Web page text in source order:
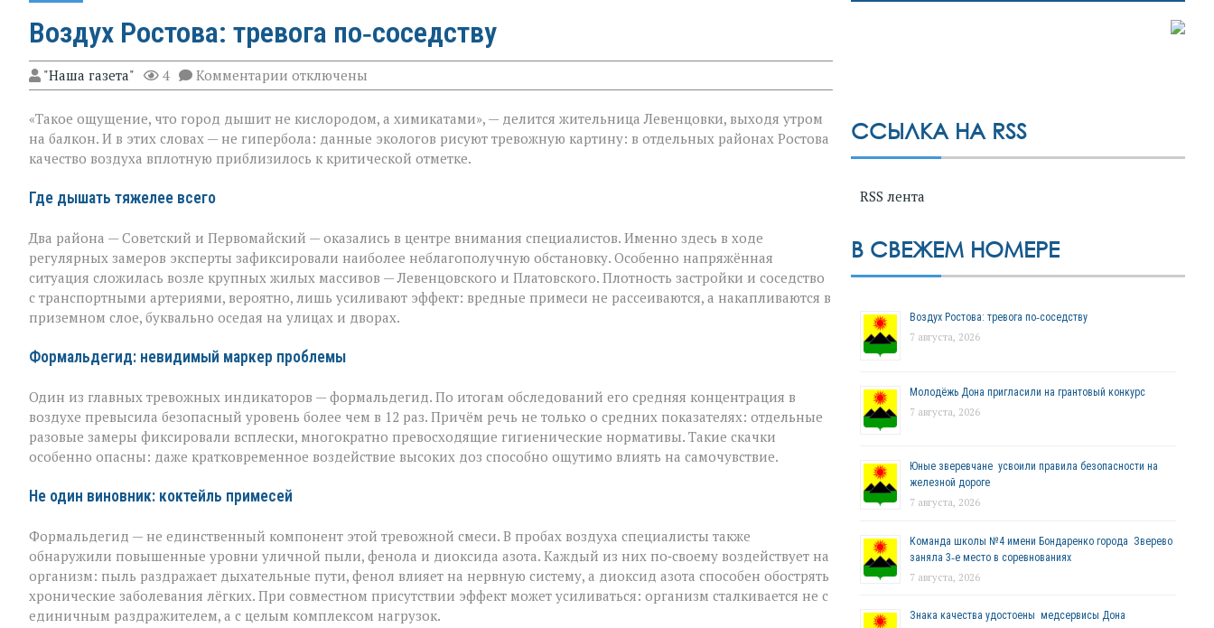
Воздух Ростова: тревога по‑соседству
"Наша газета" 4 Комментарии к
записи
Ростова:
тревога
по‑соседству
отключены
«Такое ощущение, что город дышит не кислородом, а химикатами», — делится жительница Левенцовки, выходя утром
на балкон. И в этих словах — не гипербола: данные экологов рисуют тревожную картину: в отдельных районах Ростова
качество воздуха вплотную приблизилось к критической отметке.
Где дышать тяжелее всего
Два района — Советский и Первомайский — оказались в центре внимания специалистов. Именно здесь в ходе
регулярных замеров эксперты зафиксировали наиболее неблагополучную обстановку. Особенно напряжённая
ситуация сложилась возле крупных жилых массивов — Левенцовского и Платовского. Плотность застройки и соседство
с транспортными артериями, вероятно, лишь усиливают эффект: вредные примеси не рассеиваются, а накапливаются в
приземном слое, буквально оседая на улицах и дворах.
Формальдегид: невидимый маркер проблемы
Один из главных тревожных индикаторов — формальдегид. По итогам обследований его средняя концентрация в
воздухе превысила безопасный уровень более чем в 12 раз. Причём речь не только о средних показателях: отдельные
разовые замеры фиксировали всплески, многократно превосходящие гигиенические нормативы. Такие скачки
особенно опасны: даже кратковременное воздействие высоких доз способно ощутимо влиять на самочувствие.
Не один виновник: коктейль примесей
Формальдегид — не единственный компонент этой тревожной смеси. В пробах воздуха специалисты также
обнаружили повышенные уровни уличной пыли, фенола и диоксида азота. Каждый из них по‑своему воздействует на
организм: пыль раздражает дыхательные пути, фенол влияет на нервную систему, а диоксид азота способен обострять
хронические заболевания лёгких. При совместном присутствии эффект может усиливаться: организм сталкивается не с
единичным раздражителем, а с целым комплексом нагрузок.
ССЫЛКА НА RSS
RSS лента
В СВЕЖЕМ НОМЕРЕ
Воздух Ростова: тревога по‑соседству
7 августа, 2026
Молодёжь Дона пригласили на грантовый конкурс
7 августа, 2026
Юные зверевчане усвоили правила безопасности на
железной дороге
7 августа, 2026
Команда школы №4 имени Бондаренко города Зверево
заняла 3‑е место в соревнованиях
7 августа, 2026
Знака качества удостоены медсервисы Дона